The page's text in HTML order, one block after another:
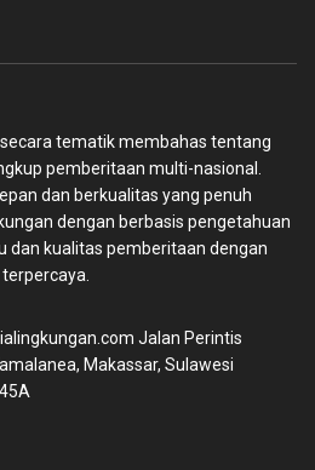
tematik membahas tentang
pemberitaan multi-nasional.
dan berkualitas yang penuh
dengan berbasis pengetahuan
dan kualitas pemberitaan dengan
Jalan Perintis
Makassar, Sulawesi